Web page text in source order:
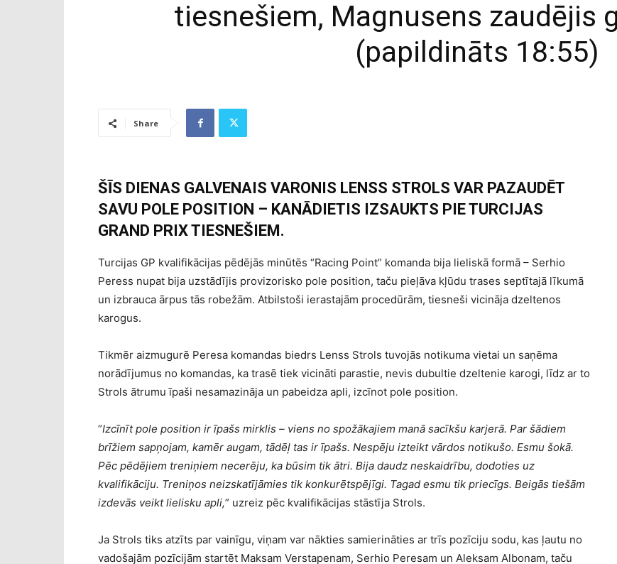
tiesnešiem, Magnusens zaudējis
(papildināts 18:55)
Share
ŠĪS DIENAS GALVENAIS VARONIS LENSS STROLS VAR PAZAUDĒT
SAVU POLE POSITION – KANĀDIETIS IZSAUKTS PIE TURCIJAS
GRAND PRIX TIESNEŠIEM.
Turcijas GP kvalifikācijas pēdējās minūtēs “Racing Point” komanda bija lieliskā formā – Serhio
Peress nupat bija uzstādījis provizorisko pole position, taču pieļāva kļūdu trases septītajā līkumā
un izbrauca ārpus tās robežām. Atbilstoši ierastajām procedūrām, tiesneši vicināja dzeltenos
karogus.
Tikmēr aizmugurē Peresa komandas biedrs Lenss Strols tuvojās notikuma vietai un saņēma
norādījumus no komandas, ka trasē tiek vicināti parastie, nevis dubultie dzeltenie karogi, līdz ar to
Strols ātrumu īpaši nesamazināja un pabeidza apli, izcīnot pole position.
“Izcīnīt pole position ir īpašs mirklis – viens no spožākajiem manā sacīkšu karjerā. Par šādiem
brīžiem sapņojam, kamēr augam, tādēļ tas ir īpašs. Nespēju izteikt vārdos notikušo. Esmu šokā.
Pēc pēdējiem treniņiem necerēju, ka būsim tik ātri. Bija daudz neskaidrību, dodoties uz
kvalifikāciju. Treniņos neizskatījāmies tik konkurētspējīgi. Tagad esmu tik priecīgs. Beigās tiešām
izdevās veikt lielisku apli,” uzreiz pēc kvalifikācijas stāstīja Strols.
Ja Strols tiks atzīts par vainīgu, viņam var nākties samierināties ar trīs pozīciju sodu, kas ļautu no
vadošajām pozīcijām startēt Maksam Verstapenam, Serhio Peresam un Aleksam Albonam, taču